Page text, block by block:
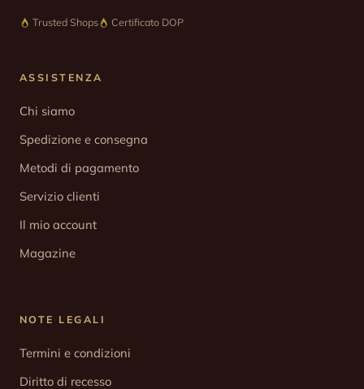
Trusted Shops Certificato DOP
ASSISTENZA
Chi siamo
Spedizione e consegna
Metodi di pagamento
Servizio clienti
Il mio account
Magazine
NOTE LEGALI
Termini e condizioni
Diritto di recesso